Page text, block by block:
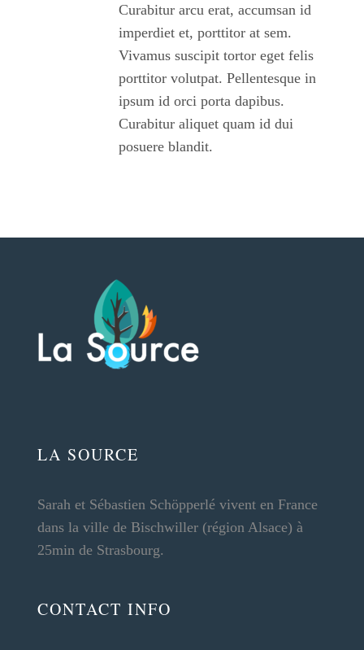
Curabitur arcu erat, accumsan id
imperdiet et, porttitor at sem.
Vivamus suscipit tortor eget felis
porttitor volutpat. Pellentesque in
ipsum id orci porta dapibus.
Curabitur aliquet quam id dui
posuere blandit.
LA SOURCE
Sarah et Sébastien Schöpperlé vivent en France
dans la ville de Bischwiller (région Alsace) à
25min de Strasbourg.
CONTACT INFO